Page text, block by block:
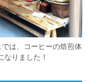
は、コーヒーの焙煎体
りました！